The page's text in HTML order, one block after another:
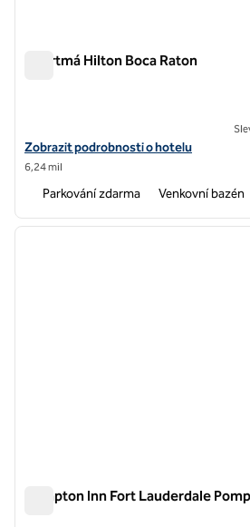
Apartmá Hilton Boca Raton
Zobrazit podrobnosti o hotelu v apartmá
Zobrazit podrobnosti o hotelu
6,24 mil
Parkování zdarma Venkovní bazén
1 z 12
Hampton Inn Fort Lauderdale